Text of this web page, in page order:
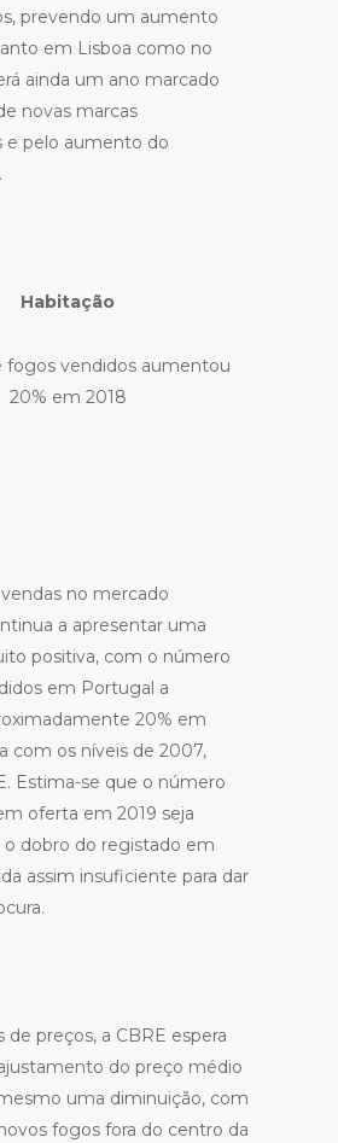
prevendo um aumento
em Lisboa como no
ainda um ano marcado
novas marcas
e pelo aumento do
Habitação
fogos vendidos aumentou
20% em 2018
no mercado
a apresentar uma
positiva, com o número
em Portugal a
20% em
com os níveis de 2007,
Estima-se que o número
oferta em 2019 seja
dobro do registado em
assim insuficiente para dar
preços, a CBRE espera
do preço médio
uma diminuição, com
fogos fora do centro da